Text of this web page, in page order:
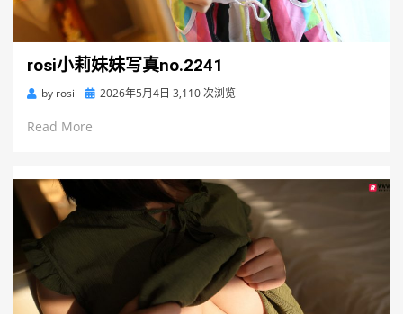
rosi小莉妹妹写真no.2241
by rosi
Posted2026年5月4日 3,110 次浏览
Read More